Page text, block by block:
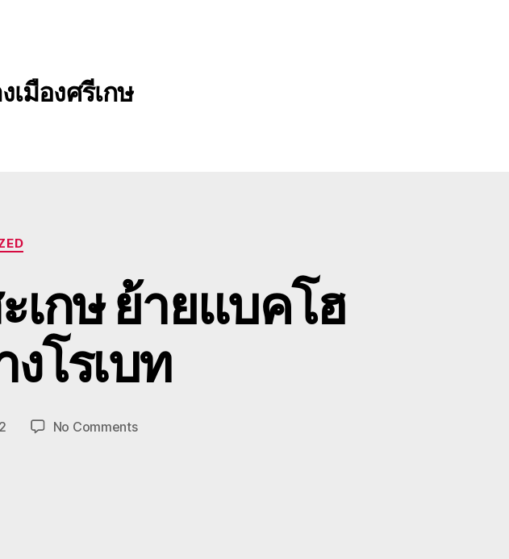
เมืองศรีเกษ
กษ ย้ายแบคโฮ
โรเบท
No Commentson